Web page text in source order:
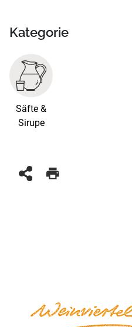
Kategorie
Säfte &
Sirupe